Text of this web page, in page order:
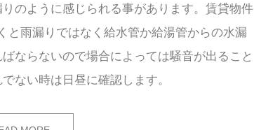
のように感じられる事があります。賃貸物件
と雨漏りではなく給水管か給湯管からの水漏
ならないので場合によっては騒音が出ること
ない時は日昼に確認します。